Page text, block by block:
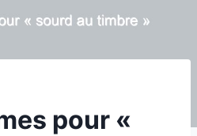
pour «